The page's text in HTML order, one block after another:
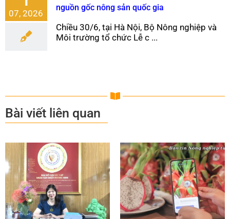
07, 2026
nguồn gốc nông sản quốc gia
Chiều 30/6, tại Hà Nội, Bộ Nông nghiệp và
Môi trường tổ chức Lễ c ...
Bài viết liên quan